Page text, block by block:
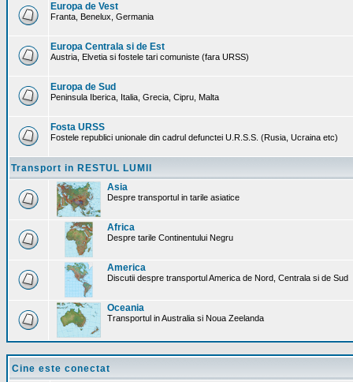
Europa de Vest
Franta, Benelux, Germania
Europa Centrala si de Est
Austria, Elvetia si fostele tari comuniste (fara URSS)
Europa de Sud
Peninsula Iberica, Italia, Grecia, Cipru, Malta
Fosta URSS
Fostele republici unionale din cadrul defunctei U.R.S.S. (Rusia, Ucraina etc)
Transport in RESTUL LUMII
Asia
Despre transportul in tarile asiatice
Africa
Despre tarile Continentului Negru
America
Discutii despre transportul America de Nord, Centrala si de Sud
Oceania
Transportul in Australia si Noua Zeelanda
Cine este conectat